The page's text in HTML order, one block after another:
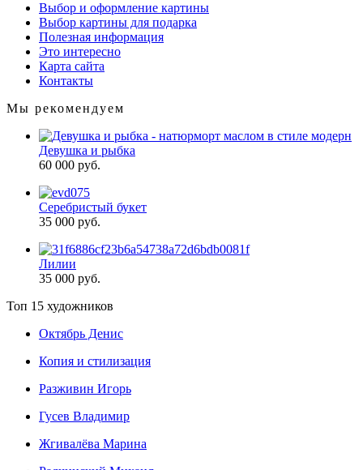
Выбор и оформление картины
Выбор картины для подарка
Полезная информация
Это интересно
Карта сайта
Контакты
Мы рекомендуем
Девушка и рыбка
60 000 руб.
Серебристый букет
35 000 руб.
Лилии
35 000 руб.
Топ 15 художников
Октябрь Денис
Копия и стилизация
Разживин Игорь
Гусев Владимир
Жгивалёва Марина